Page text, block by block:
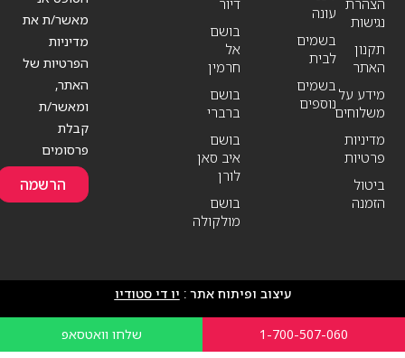
הצהרת
נגישות
תקנון
האתר
מידע על
משלוחים
מדיניות
פרטיות
ביטול
הזמנה
עונה
בשמים
לבית
בשמים
נוספים
דיור
בושם
אל
חרמין
בושם
ברברי
בושם
איב סאן
לורן
בושם
מולקולה
מאשר/ת את
מדיניות
הפרטיות של
האתר,
ומאשר/ת
קבלת
פרסומים
הרשמה
עיצוב ופיתוח אתר : יו די סטודיו
1-700-507-060 שלחו וואטסאפ